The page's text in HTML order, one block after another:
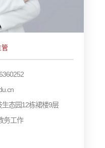
管
态园12栋裙楼9层
务工作